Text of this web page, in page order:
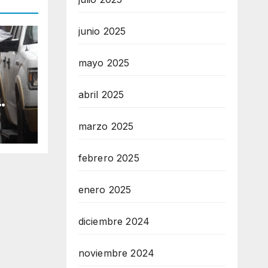
7
junio 2025
mayo 2025
abril 2025
marzo 2025
febrero 2025
enero 2025
diciembre 2024
noviembre 2024